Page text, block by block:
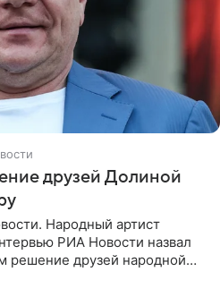
друзей Долиной
Народный артист
РИА Новости назвал
решение друзей народной